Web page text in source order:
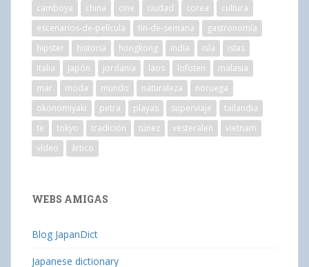
camboya
china cine ciudad corea
cultura
escenarios-de-película
fin-de-semana
gastronomía
hipster
historia hongkong india isla
islas
italia
japón jordania laos lofoten
malasia
mar
moda mundo naturaleza
noruega
okonomiyaki
petra playas superviaje
tailandia
te
tokyo tradición túnez vesteralen
vietnam
vídeo
ártico
WEBS AMIGAS
Blog JapanDict
Japanese dictionary